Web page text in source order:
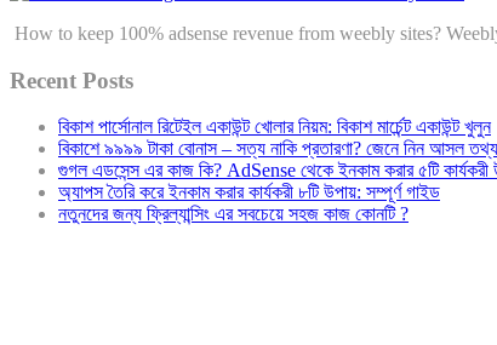
How to keep 100% adsense revenue from weebly sites?
Recent Posts
বিকাশ পার্সোনাল রিটেইল একাউন্ট খোলার নিয়ম: বিকাশ মার্চেন্ট একাউন্ট খুলুন
বিকাশে ৯৯৯৯ টাকা বোনাস – সত্য নাকি প্রতারণা? জেনে নিন আসল তথ্য
গুগল এডসেন্স এর কাজ কি? AdSense থেকে ইনকাম করার ৫টি কার্যকরী
অ্যাপস তৈরি করে ইনকাম করার কার্যকরী ৮টি উপায়: সম্পূর্ণ গাইড
নতুনদের জন্য ফ্রিল্যান্সিং এর সবচেয়ে সহজ কাজ কোনটি ?